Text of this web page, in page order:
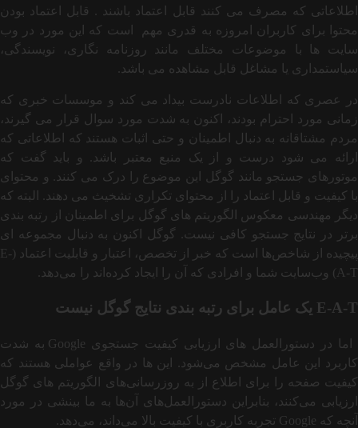
اطلاعاتی که مصرف می کنند قابل اعتماد باشند . قابل اعتماد بودن
محتوا برای کاربران امروزه به قدری مهم است که این مورد در وب
سایت ها با موضوعات مختلف مانند روزنامه نگاری، نویسندگی،
سیاستمداری یا مشاغل قابل مشاهده می باشد.
در عصری که اطلاعات نادرست بیداد می کند و موسسات خبری که
زمانی مورد احترام بودند، اکنون به شدت مورد سوال قرار می گیرند،
مردم مشتاقانه به دنبال اطمینان و حتی اثبات هستند که اطلاعاتی که
ارائه می شود درست و از یک منبع معتبر باشد. و باید گفت که
موتورهای جستجو مانند گوگل این موضوع را درک می کنند. و محتوای
با کیفیت و قابل اعتماد را از محتوای تکراری تشخیث می دهند. البته که
دیگر مهندسی معکوس الگوریتم های گوگل برای اطمینان از رتبه بندی
برتر در نتایج جستجو کافی نیست. گوگل اکنون به دنبال مجموعه ‌ای
پیچیده از شاخص‌ها است که خبر از تخصص، اعتبار و قابلیت اعتماد (E-
A-T) وب‌سایت شما و افرادی که آن را ایجاد کرده‌اند را می‌دهد.
E-A-T یک عامل برای رتبه‌ بندی نتایج گوگل نیست
اما در دستورالعمل‌ های ارزیابی کیفیت جستجوی Google به شدت
کاربرد این عامل مشخص می‌شود. این ها در واقع عواملی هستند که
کیفیت صفحه را برای اطلاع از به ‌روزرسانی‌های الگوریتم های گوگل
ارزیابی می‌کنند، بنابراین دستورالعمل‌های آن‌ها به ما بینشی در مورد
آنچه که Google تجربه کاربری با کیفیت بالا می‌داند، می‌دهد.